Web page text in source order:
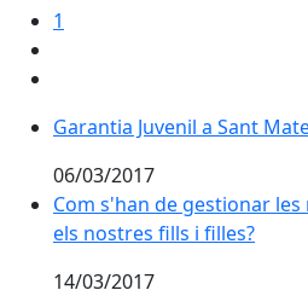
1
Garantia Juvenil a Sant
Garantia Juvenil a Sant
06/03/2017
Com s'han de gestionar
Com s'han de gestionar
els nostres fills i filles?
14/03/2017